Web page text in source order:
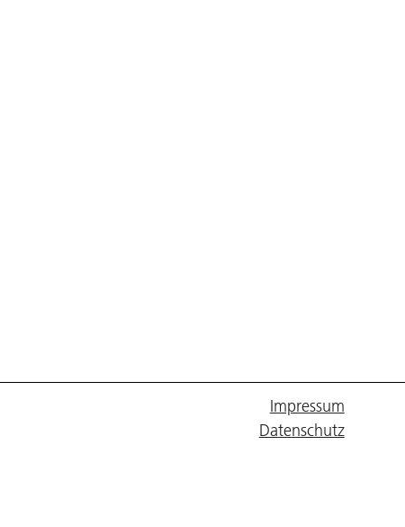
Impressum
Datenschutz